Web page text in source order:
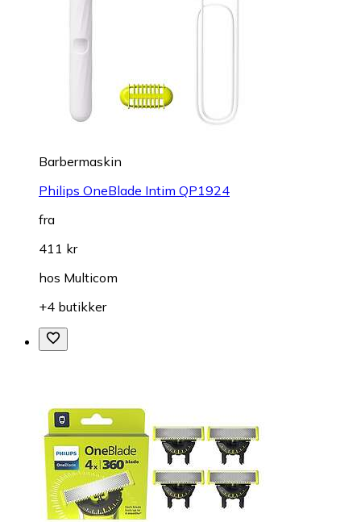
Barbermaskin
Philips OneBlade Intim QP1924
fra
411 kr
hos Multicom
+4 butikker